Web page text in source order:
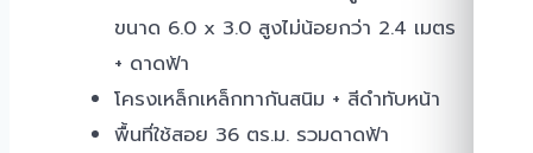
ขนาด 6.0 x 3.0 สูงไม่น้อยกว่า 2.4 เมตร
+ ดาดฟ้า
โครงเหล็กเหล็กทากันสนิม + สีดำทับหน้า
พื้นที่ใช้สอย 36 ตร.ม. รวมดาดฟ้า